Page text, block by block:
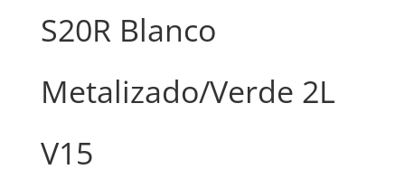
S20R Blanco
Metalizado/Verde 2L
V15